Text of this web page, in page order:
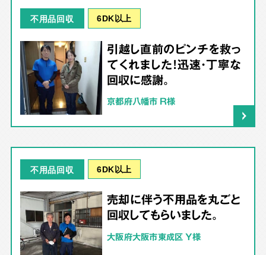
不用品回収 6DK以上
引越し直前のピンチを救っ
てくれました！迅速・丁寧な
回収に感謝。
京都府八幡市 R様
不用品回収 6DK以上
売却に伴う不用品を丸ごと
回収してもらいました。
大阪府大阪市東成区 Y様